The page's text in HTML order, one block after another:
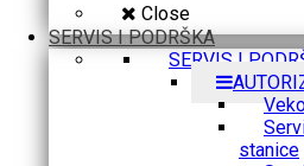
Close
SERVIS I PODRŠKA
SERVIS I
stanice